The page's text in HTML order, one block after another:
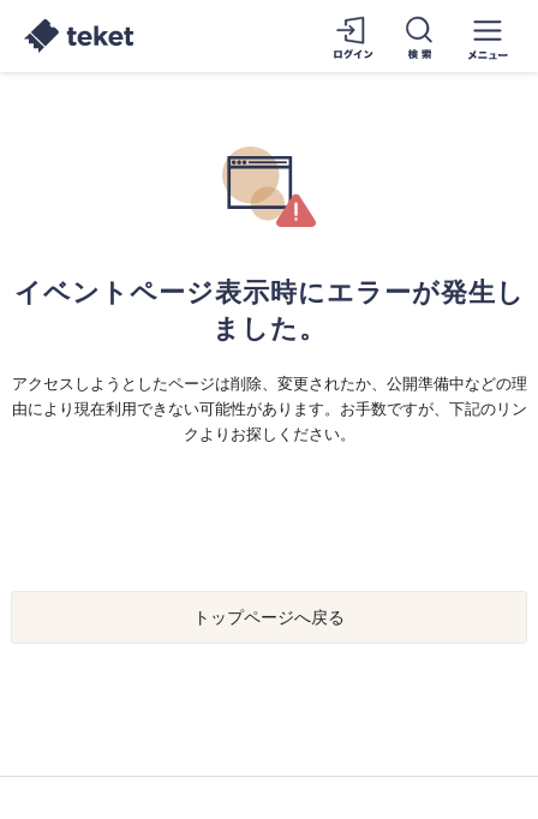
イベントページ表示時にエラーが発生し
ました。
アクセスしようとしたページは削除、変更されたか、公開準備中などの理
由により現在利用できない可能性があります。お手数ですが、下記のリン
クよりお探しください。
トップページへ戻る